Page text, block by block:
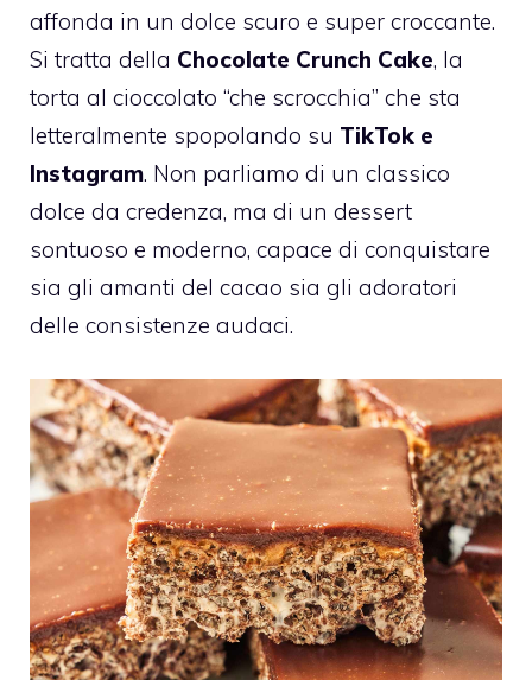
affonda in un dolce scuro e super croccante.
Si tratta della Chocolate Crunch Cake, la
torta al cioccolato “che scrocchia” che sta
letteralmente spopolando su TikTok e
Instagram. Non parliamo di un classico
dolce da credenza, ma di un dessert
sontuoso e moderno, capace di conquistare
sia gli amanti del cacao sia gli adoratori
delle consistenze audaci.